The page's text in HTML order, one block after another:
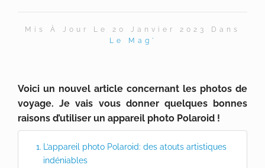
Mis À Jour Le 20 Janvier 2023 Dans
Le Mag'
Voici un nouvel article concernant les photos de
voyage. Je vais vous donner quelques bonnes
raisons d’utiliser un appareil photo Polaroid !
L’appareil photo Polaroid: des atouts artistiques
indéniables